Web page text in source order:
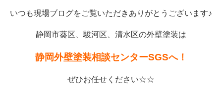
いつも現場ブログをご覧いただきありがとうございます♪
静岡市葵区、駿河区、清水区の外壁塗装は
静岡外壁塗装相談センターSGSへ！
ぜひお任せください☆☆